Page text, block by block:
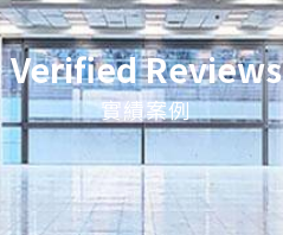
Verified Reviews
實績案例